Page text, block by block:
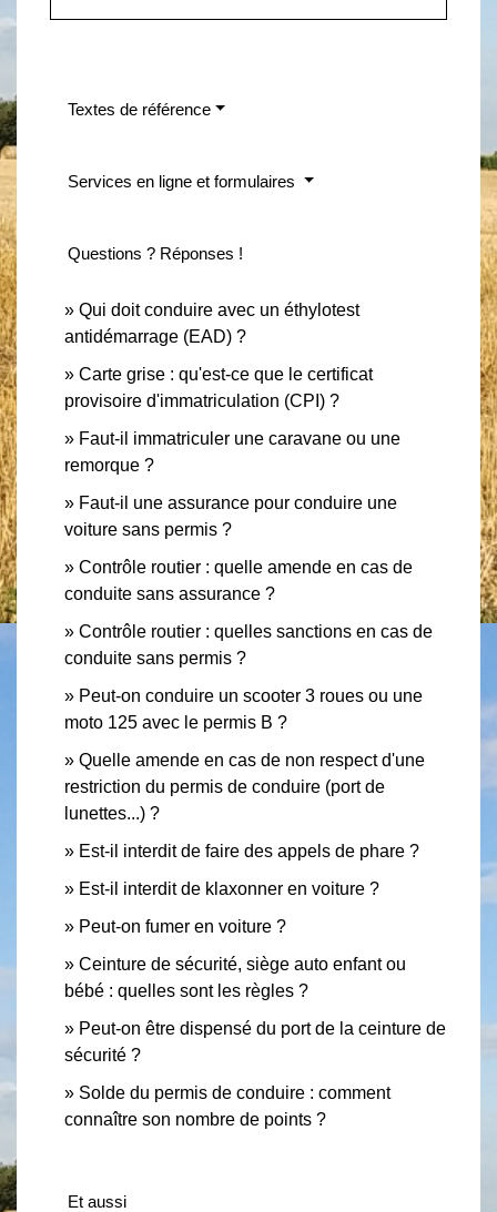
Textes de référence
Services en ligne et formulaires
Questions ? Réponses !
Qui doit conduire avec un éthylotest
antidémarrage (EAD) ?
Carte grise : qu'est-ce que le certificat
provisoire d'immatriculation (CPI) ?
Faut-il immatriculer une caravane ou une
remorque ?
Faut-il une assurance pour conduire une
voiture sans permis ?
Contrôle routier : quelle amende en cas de
conduite sans assurance ?
Contrôle routier : quelles sanctions en cas de
conduite sans permis ?
Peut-on conduire un scooter 3 roues ou une
moto 125 avec le permis B ?
Quelle amende en cas de non respect d'une
restriction du permis de conduire (port de
lunettes...) ?
Est-il interdit de faire des appels de phare ?
Est-il interdit de klaxonner en voiture ?
Peut-on fumer en voiture ?
Ceinture de sécurité, siège auto enfant ou
bébé : quelles sont les règles ?
Peut-on être dispensé du port de la ceinture de
sécurité ?
Solde du permis de conduire : comment
connaître son nombre de points ?
Et aussi